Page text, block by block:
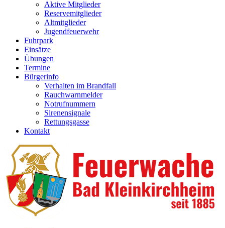
Aktive Mitglieder
Reservemitglieder
Altmitglieder
Jugendfeuerwehr
Fuhrpark
Einsätze
Übungen
Termine
Bürgerinfo
Verhalten im Brandfall
Rauchwarnmelder
Notrufnummern
Sirenensignale
Rettungsgasse
Kontakt